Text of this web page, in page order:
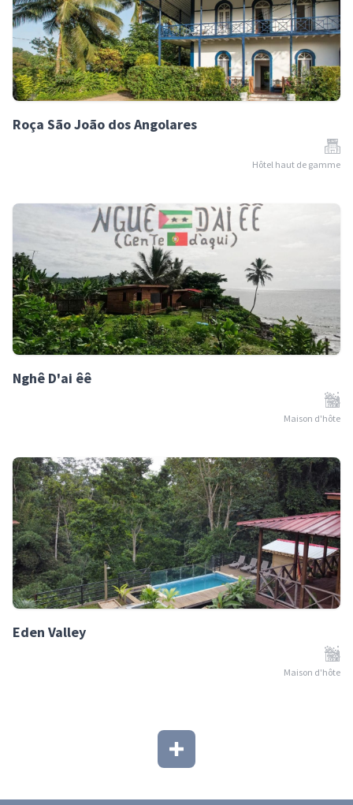
Roça São João dos Angolares
Hôtel haut de gamme
Nghê D'ai êê
Maison d'hôte
Eden Valley
Maison d'hôte